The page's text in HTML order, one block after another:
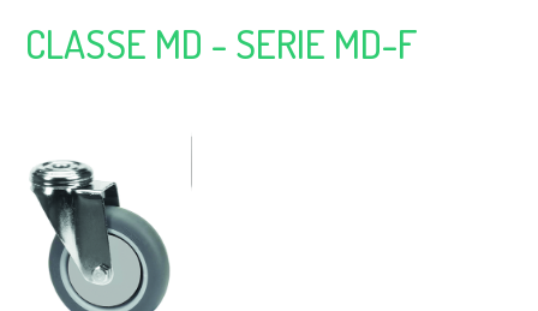
CLASSE MD - SERIE MD-F